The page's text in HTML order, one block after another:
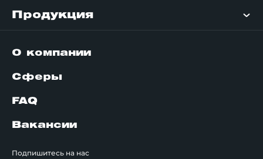
Продукция
О компании
Сферы
FAQ
Вакансии
Подпишитесь на нас